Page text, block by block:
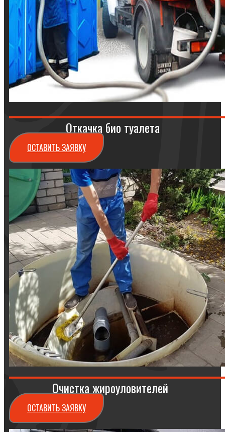
Откачка био туалета
ОСТАВИТЬ ЗАЯВКУ
Очистка жироуловителей
ОСТАВИТЬ ЗАЯВКУ